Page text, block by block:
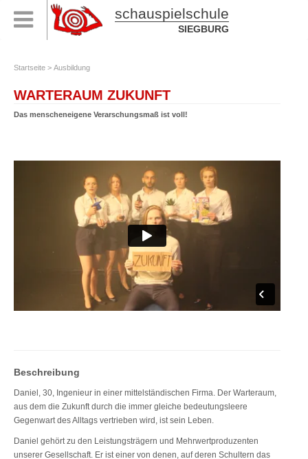
schauspielschule
SIEGBURG
Startseite > Ausbildung
WARTERAUM ZUKUNFT
Das menscheneigene Verarschungsmaß ist voll!
Beschreibung
Daniel, 30, Ingenieur in einer mittelständischen Firma. Der Warteraum,
aus dem die Zukunft durch die immer gleiche bedeutungsleere
Gegenwart des Alltags vertrieben wird, ist sein Leben.
Daniel gehört zu den Leistungsträgern und Mehrwertproduzenten
unserer Gesellschaft. Er ist einer von denen, auf deren Schultern das